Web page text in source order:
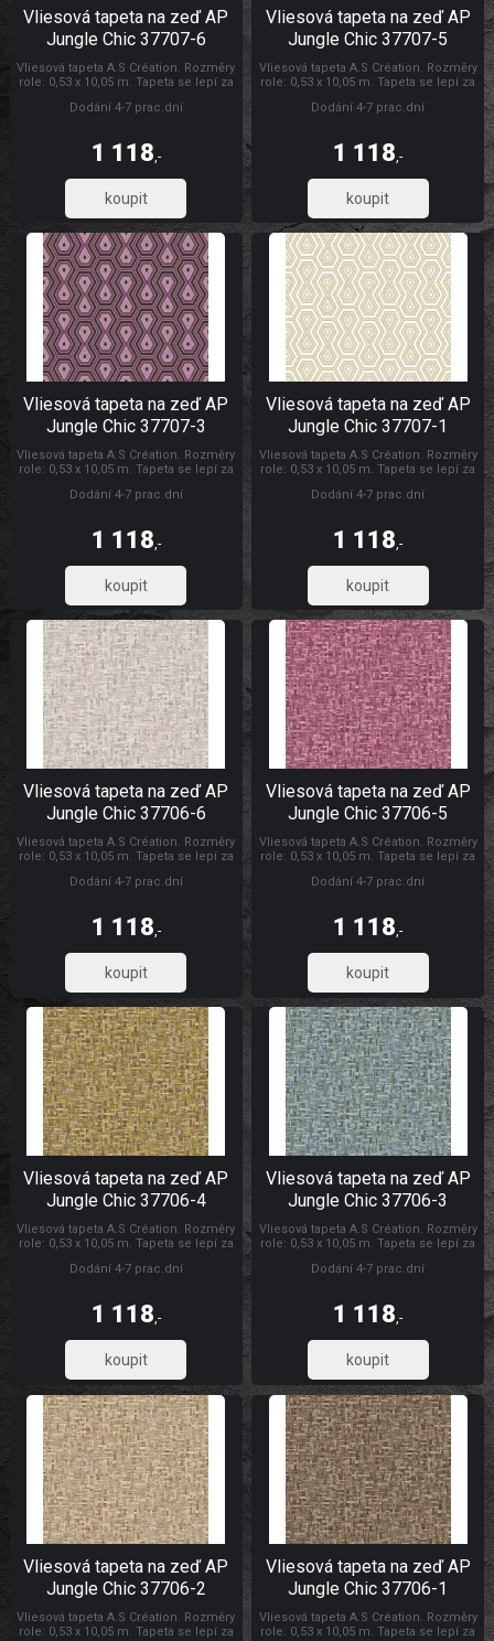
Vliesová tapeta na zeď AP
Jungle Chic 37707-6
Vliesová tapeta A.S Création. Rozměry
role: 0,53 x 10,05 m. Tapeta se lepí za
zeď. Vliesové tapety na zeď se
zakrytí jemných prasklin. AP Jungle
Dodání 4-7 prac.dní
1 118,-
923,61
Vliesová tapeta na zeď AP
Jungle Chic 37707-5
Vliesová tapeta A.S Création. Rozměry
role: 0,53 x 10,05 m. Tapeta se lepí za
zeď. Vliesové tapety na zeď se
zakrytí jemných prasklin. Tapety AS
Création AP Jungle Chic
Dodání 4-7 prac.dní
1 118,-
923,61
Vliesová tapeta na zeď AP
Jungle Chic 37707-3
Vliesová tapeta A.S Création. Rozměry
role: 0,53 x 10,05 m. Tapeta se lepí za
zeď. Vliesové tapety na zeď se
zakrytí jemných prasklin. AP Jungle
Dodání 4-7 prac.dní
1 118,-
923,61
Vliesová tapeta na zeď AP
Jungle Chic 37707-1
Vliesová tapeta A.S Création. Rozměry
role: 0,53 x 10,05 m. Tapeta se lepí za
zeď. Vliesové tapety na zeď se
zakrytí jemných prasklin. Tapety AS
Dodání 4-7 prac.dní
1 118,-
923,61
Vliesová tapeta na zeď AP
Jungle Chic 37706-6
Vliesová tapeta A.S Création. Rozměry
role: 0,53 x 10,05 m. Tapeta se lepí za
zeď. Vliesové tapety na zeď se
zakrytí jemných prasklin. AP Jungle
Dodání 4-7 prac.dní
1 118,-
923,61
Vliesová tapeta na zeď AP
Jungle Chic 37706-5
Vliesová tapeta A.S Création. Rozměry
role: 0,53 x 10,05 m. Tapeta se lepí za
zeď. Vliesové tapety na zeď se
zakrytí jemných prasklin. Tapety AS
Dodání 4-7 prac.dní
1 118,-
923,61
Vliesová tapeta na zeď AP
Jungle Chic 37706-4
Vliesová tapeta A.S Création. Rozměry
role: 0,53 x 10,05 m. Tapeta se lepí za
zeď. Vliesové tapety na zeď se
zakrytí jemných prasklin. AP Jungle
Dodání 4-7 prac.dní
1 118,-
923,61
Vliesová tapeta na zeď AP
Jungle Chic 37706-3
Vliesová tapeta A.S Création. Rozměry
role: 0,53 x 10,05 m. Tapeta se lepí za
zeď. Vliesové tapety na zeď se
zakrytí jemných prasklin. Tapety AS
Dodání 4-7 prac.dní
1 118,-
923,61
Vliesová tapeta na zeď AP
Jungle Chic 37706-2
Vliesová tapeta A.S Création. Rozměry
role: 0,53 x 10,05 m. Tapeta se lepí za
Vliesová tapeta na zeď AP
Jungle Chic 37706-1
Vliesová tapeta A.S Création. Rozměry
role: 0,53 x 10,05 m. Tapeta se lepí za